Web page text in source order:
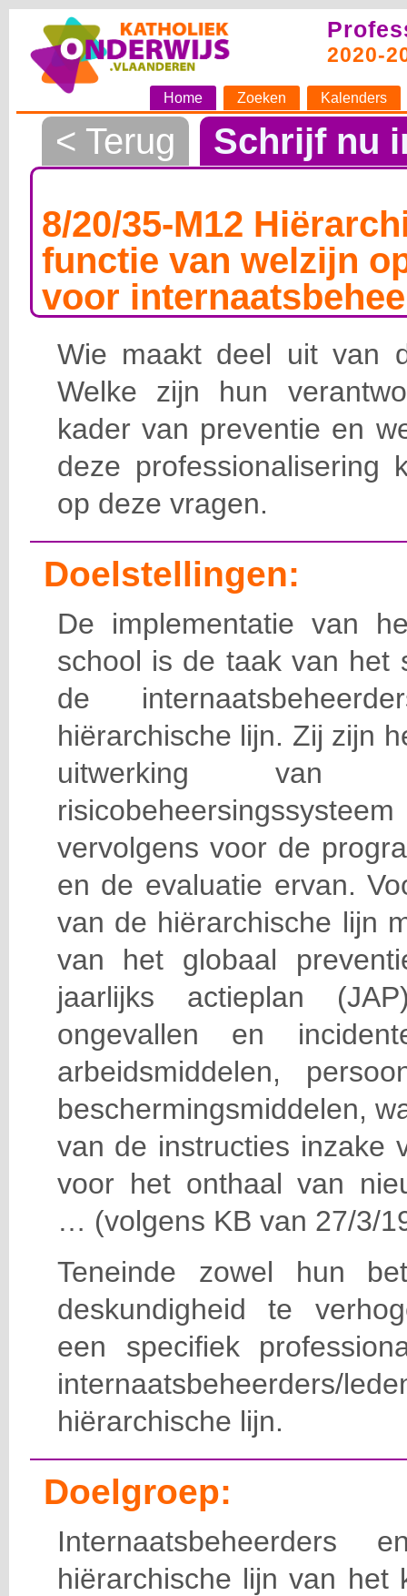
2020-
Home Zoeken Kalenders
< Terug Schrijf nu
8/20/35-M12
functie van welzijn
voor
Wie maakt deel uit van
Welke zijn hun
kader van preventie en
deze professionalisering
op deze vragen.
Doelstellingen:
De implementatie van
school is de taak van het
de
hiërarchische lijn. Zij zijn
uitwerking van
vervolgens voor de
en de evaluatie ervan.
van de hiërarchische lijn
van het globaal
jaarlijks actieplan
ongevallen en
arbeidsmiddelen,
beschermingsmiddelen,
van de instructies inzake
voor het onthaal van
… (volgens KB van 27/3/
Teneinde zowel hun
deskundigheid te
een specifiek
hiërarchische lijn.
Doelgroep:
hiërarchische lijn van het